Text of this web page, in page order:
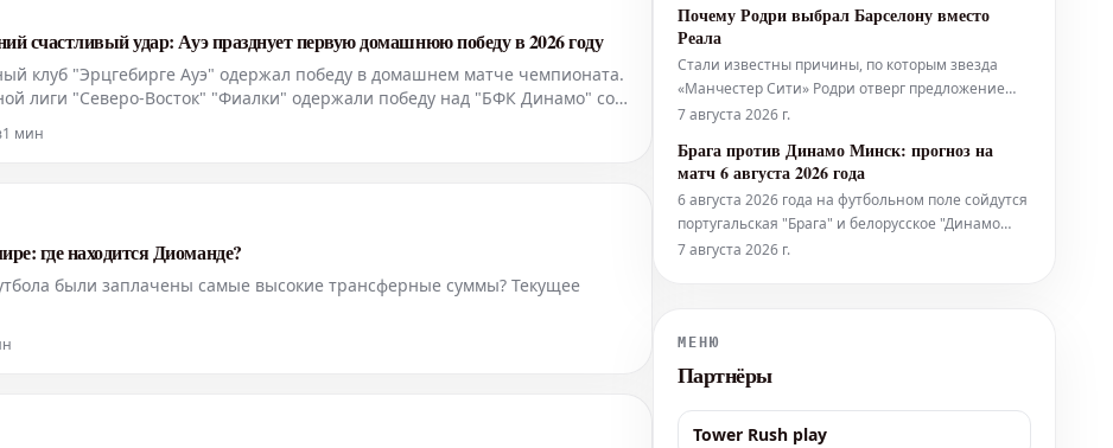
счастливый удар: Ауэ празднует первую домашнюю победу в 2026 году
клуб "Эрцгебирге Ауэ" одержал победу в домашнем матче чемпионата.
лиги "Северо-Восток" "Фиалки" одержали победу над "БФК Динамо" со
положил гол-мечта.
1 мин
где находится Диоманде?
были заплачены самые высокие трансферные суммы? Текущее
астрономическую сумму, чтобы заполучить
перспективного игрока. Имя Родри в последние
12 часов активно обсуждается в сто
Почему Родри выбрал Барселону вместо
Реала
Стали известны причины, по которым звезда
«Манчестер Сити» Родри отверг предложение
мадридского «Реала» в пользу перехода в стан
Родри, безусловно, доминировало в европейских
СМИ на протяжении всего дня. В контексте
потенциально монументально
7 августа 2026 г.
Брага против Динамо Минск: прогноз на
матч 6 августа 2026 года
6 августа 2026 года на футбольном поле сойдутся
португальская "Брага" и белорусское "Динамо
Минск". Ожидается напряженная борьба, однако,
установили коэффициент 1.59. Это с
7 августа 2026 г.
МЕНЮ
Партнёры
Tower Rush play